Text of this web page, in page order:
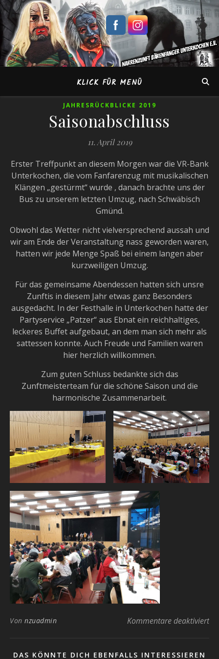
KLICK FÜR MENÜ
JAHRESRÜCKBLICKE 2019
Saisonabschluss
11. April 2019
Erster Treffpunkt an diesem Morgen war die VR-Bank
Unterkochen, die vom Fanfarenzug mit musikalischen
Klängen „gestürmt“ wurde , danach brachte uns der
Bus zu unserem letzten Umzug, nach Schwäbisch
Gmünd.
Obwohl das Wetter nicht vielversprechend aussah und
wir am Ende der Veranstaltung nass geworden waren,
hatten wir jede Menge Spaß bei einem langen aber
kurzweiligen Umzug.
Für das gemeinsame Abendessen hatten sich unsre
Zunftis in diesem Jahr etwas ganz Besonders
ausgedacht. In der Festhalle in Unterkochen hatte der
Partyservice „Patzer“ aus Ebnat ein reichhaltiges,
leckeres Buffet aufgebaut, an dem man sich mehr als
sattessen konnte. Auch Freude und Familien waren
hier herzlich willkommen.
Zum guten Schluss bedankte sich das
Zunftmeisterteam für die schöne Saison und die
harmonische Zusammenarbeit.
Von nzuadmin Kommentare deaktiviert
DAS KÖNNTE DICH EBENFALLS INTERESSIEREN